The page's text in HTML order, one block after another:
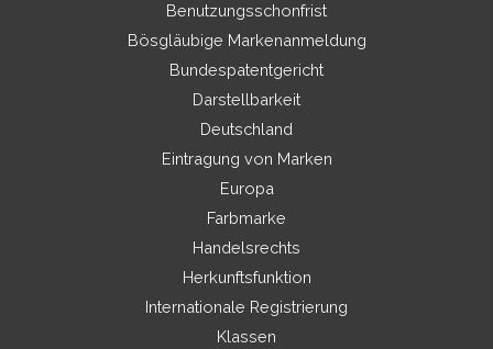
Benutzungsschonfrist
Bösgläubige Markenanmeldung
Bundespatentgericht
Darstellbarkeit
Deutschland
Eintragung von Marken
Europa
Farbmarke
Handelsrechts
Herkunftsfunktion
Internationale Registrierung
Klassen